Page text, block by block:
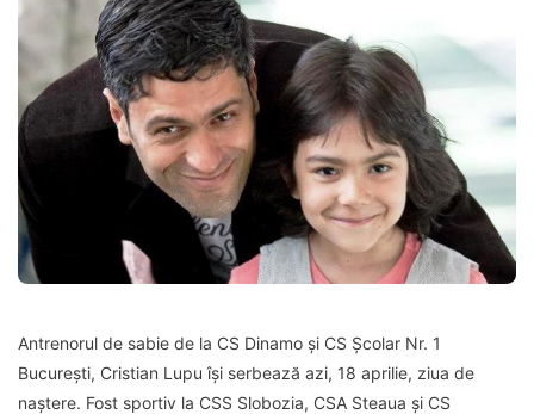
Antrenorul de sabie de la CS Dinamo și CS Școlar Nr. 1
București, Cristian Lupu își serbează azi, 18 aprilie, ziua de
naștere. Fost sportiv la CSS Slobozia, CSA Steaua și CS